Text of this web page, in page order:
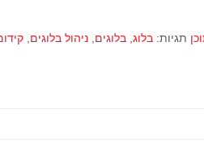
תגיות: בלוג בלוגים ניהול בלוגים